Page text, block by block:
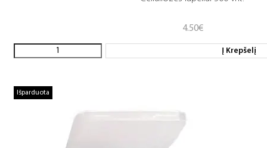
4.50€
Į Krepšelį
Išparduota